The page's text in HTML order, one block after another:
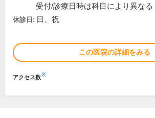
受付/診療日時は科目により異なる
休診日: 日、祝
この医院の詳細をみる
アクセス数※